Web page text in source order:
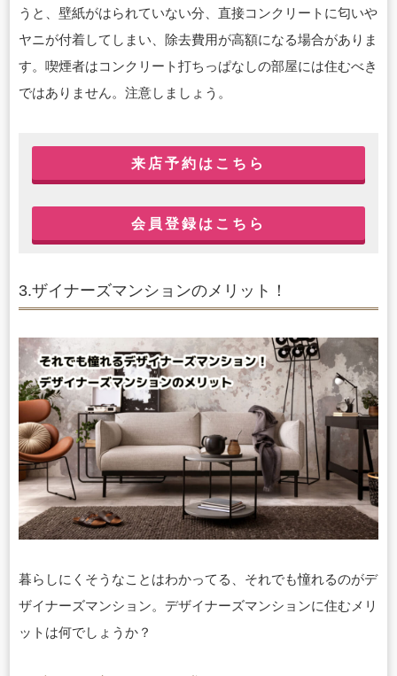
うと、壁紙がはられていない分、直接コンクリートに匂いや
ヤニが付着してしまい、除去費用が高額になる場合がありま
す。喫煙者はコンクリート打ちっぱなしの部屋には住むべき
ではありません。注意しましょう。
来店予約はこちら
会員登録はこちら
3.ザイナーズマンションのメリット！
暮らしにくそうなことはわかってる、それでも憧れるのがデ
ザイナーズマンション。 デザイナーズマンションに住むメリ
ットは何でしょうか？